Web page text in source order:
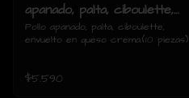
apanado, palta, ciboulette,
envuelto en queso crema.
Pollo apanado, palta, ciboulette,
envuelto en queso crema.(10 piezas)
$5.590